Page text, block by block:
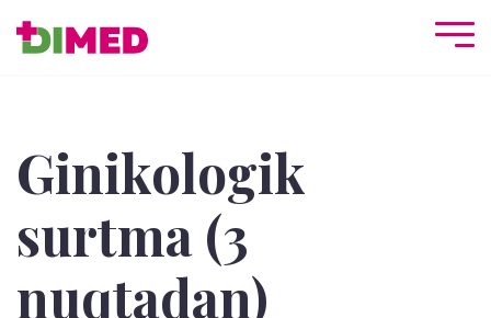
Ginikologik
surtma (3
nuqtadan)